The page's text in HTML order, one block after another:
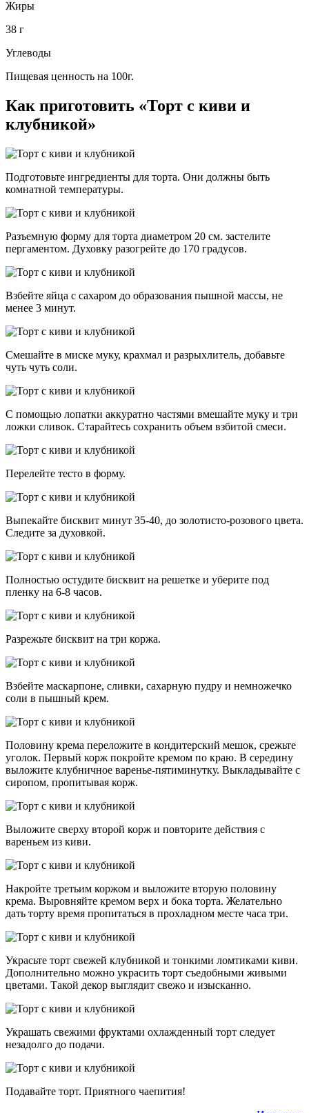
Жиры
38 г
Углеводы
Пищевая ценность на 100г.
Как приготовить «Торт с киви и
клубникой»
Подготовьте ингредиенты для торта. Они должны быть
комнатной температуры.
Разъемную форму для торта диаметром 20 см. застелите
пергаментом. Духовку разогрейте до 170 градусов.
Взбейте яйца с сахаром до образования пышной массы, не
менее 3 минут.
Смешайте в миске муку, крахмал и разрыхлитель, добавьте
чуть чуть соли.
С помощью лопатки аккуратно частями вмешайте муку и три
ложки сливок. Старайтесь сохранить объем взбитой смеси.
Перелейте тесто в форму.
Выпекайте бисквит минут 35-40, до золотисто-розового цвета.
Следите за духовкой.
Полностью остудите бисквит на решетке и уберите под
пленку на 6-8 часов.
Разрежьте бисквит на три коржа.
Взбейте маскарпоне, сливки, сахарную пудру и немножечко
соли в пышный крем.
Половину крема переложите в кондитерский мешок, срежьте
уголок. Первый корж покройте кремом по краю. В середину
выложите клубничное варенье-пятиминутку. Выкладывайте с
сиропом, пропитывая корж.
Выложите сверху второй корж и повторите действия с
вареньем из киви.
Накройте третьим коржом и выложите вторую половину
крема. Выровняйте кремом верх и бока торта. Желательно
дать торту время пропитаться в прохладном месте часа три.
Украсьте торт свежей клубникой и тонкими ломтиками киви.
Дополнительно можно украсить торт съедобными живыми
цветами. Такой декор выглядит свежо и изысканно.
Украшать свежими фруктами охлажденный торт следует
незадолго до подачи.
Подавайте торт. Приятного чаепития!